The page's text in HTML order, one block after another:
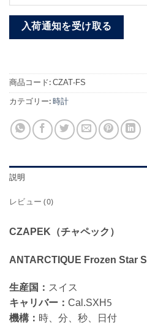
入荷通知を受け取る
商品コード:CZAT-FS
カテゴリー:時計
説明
レビュー (0)
CZAPEK（チャペック）
ANTARCTIQUE Frozen Star S
生産国： スイス
キャリバー： Cal.SXH5
機構： 時、分、秒、日付